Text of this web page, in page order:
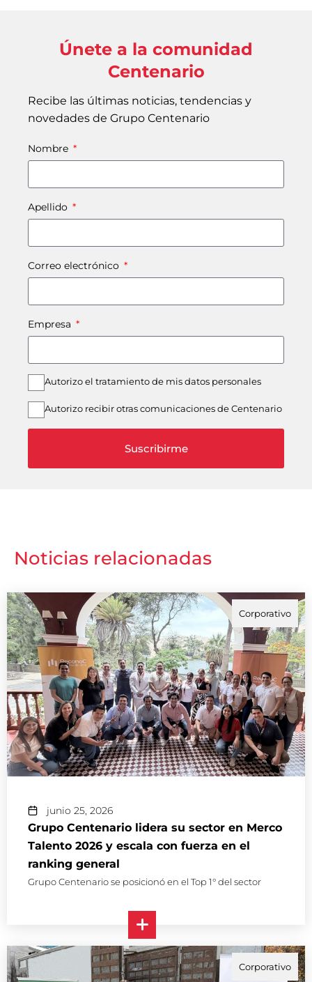
Únete a la comunidad
Centenario
Recibe las últimas noticias, tendencias y
novedades de Grupo Centenario
Nombre
Apellido
Correo electrónico
Empresa
Autorizo el tratamiento de mis datos personales
Autorizo recibir otras comunicaciones de Centenario
Suscribirme
Noticias relacionadas
Corporativo
junio 25, 2026
Grupo Centenario lidera su sector en Merco
Talento 2026 y escala con fuerza en el
ranking general
Grupo Centenario se posicionó en el Top 1° del sector
Corporativo